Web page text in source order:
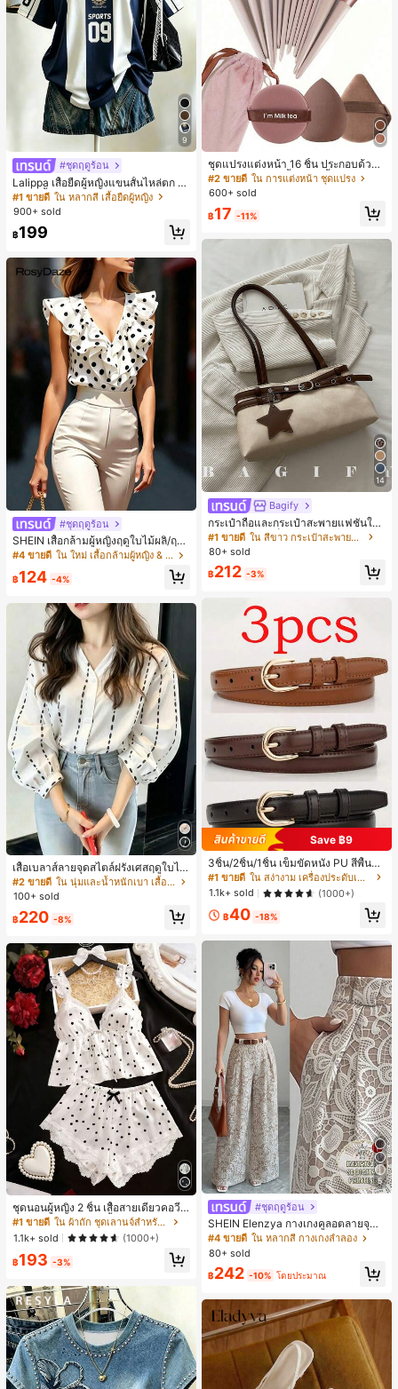
9
#ชุดฤดูร้อน
Lalippa เสื้อยืดผู้หญิงแขนสั้นไหล่ตก ค
อวีปกเสื้อ ลายพิมพ์ดิจิทัลลายทาง สไตล์
สปอร์ตแฟชั่นมินิมอล ของขวัญสำหรับเ
พื่อน
#1 ขายดี ใน หลากสี เสื้อยืดผู้หญิง
900+ sold
฿199
#ชุดฤดูร้อน
SHEIN เสื้อกล้ามผู้หญิงฤดูใบไม้ผลิ/ฤดูร้
อน ใหม่ สไตล์มินิมอลลำลองหรูหรา สีบ
ล็อก ลายจุด คอวี แพตช์เวิร์ก ชายระบา
ย แขนกุด ทรงเข้ารูป อเนกประสงค์, เสื้อ
หญิง, เสื้อเที่ยวพักผ่อนผู้หญิง
#4 ขายดี ใน ใหม่ เสื้อกล้ามผู้หญิง & Camis
฿124 -4%
เสื้อเบลาส์ลายจุดสไตล์ฝรั่งเศสฤดูใบไม้
ร่วง, ทรงเข้ารูป, แขนยาวคอวี, สไตล์ให
ม่ฤดูใบไม้ผลิ, ป้องกันแสงแดด, ใส่ไป
#2 ขายดี
ใน นุ่มและน้ำหนักเบา เสื้อสตรี เสื้อเบลาส์ & Tee
100+ sold
฿220 -8%
ชุดนอนผู้หญิง 2 ชิ้น เสื้อสายเดี่ยวคอวีลู
กไม้ พร้อมกางเกงขาสั้นแต่งลูกไม้ แต่ง
โบว์ที่เอว ชุดลำลองผู้หญิงนุ่มสบายน่ารั
ก สไตล์เอสเธติก
#1 ขายดี
ใน ผ้าถัก ชุดเลานจ์สำหรับผู้หญิง
1.1k+ sold
(1000+)
฿193 -3%
ชุดแปรงแต่งหน้า 16 ชิ้น ประกอบด้วยแ
ปรงแต่งหน้า 13 ชิ้น, ฟองน้ำแต่งหน้ารู
ปหยดน้ำ 1 ชิ้น, แปรงแป้งรองพื้นกลม 1
1 ชิ้น - ชุดคลาสสิก ทำจากขนสังเคราะ
หญิงและเด็กผู้หญิง เหมาะสำหรับฤดูใบ
#2 ขายดี ใน การแต่งหน้า ชุดแปรง
600+ sold
฿17 -11%
14
Bagify
กระเป๋าถือและกระเป๋าสะพายแฟชั่นให
ม่ ตกแต่งด้วยเข็มขัด เหมาะสำหรับงาน
ปาร์ตี้ การรวมตัว การออกไปข้างนอก ก
ารท่องเที่ยว การช้อปปิ้ง และการใช้งาน
ประจำวัน สามารถเก็บเหรียญ โทรศัพท์
เหมาะสำหรับกระเป๋าทำงานของพนักง
พนักงานออฟฟิศ กระเป๋าผู้หญิงที่หรูหรา
#1 ขายดี
ใน สีขาว กระเป๋าสะพายผู้หญิง
80+ sold
฿212 -3%
Save ฿9
3ชิ้น/2ชิ้น/1ชิ้น เข็มขัดหนัง PU สีพื้น
ลำลอง ดีไซน์มินิมอล เหมาะสำหรับผู้ห
ญิงในฤดูร้อน ฤดูใบไม้ร่วง วิทยาเขต ป
ลายฤดูใบไม้ร่วง ฮาโลวีน & คริสต์มาส
ความหรูหราที่เงียบสงบ
#1 ขายดี
ใน สง่างาม เครื่องประดับเข็มขัดและเข็มขัดผู้หญิง
1.1k+ sold
(1000+)
฿40 -18%
5
#ชุดฤดูร้อน
SHEIN Elenzya กางเกงคูลอตลายจุดเ
อวสูงแบบใหม่สำหรับฤดูใบไม้ผลิ/ฤดูร้อ
น, สไตล์หรูหราเหมาะสำหรับใส่ในชีวิต
ประจำวันและทำงาน, ให้ความรู้สึกวินเ
ทจสำหรับฤดูรับปริญญา, เทศกาลดนตร
ี, การแข่งม้าดาร์บี้, วันประกาศอิสรภาพ
#4 ขายดี ใน หลากสี กางเกงลำลอง
80+ sold
฿242 -10% โดยประมาณ